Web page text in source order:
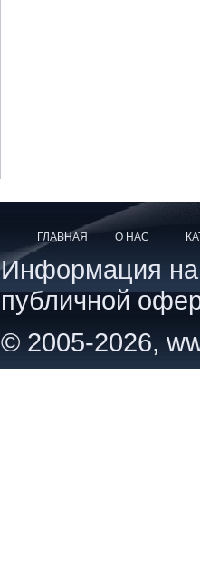
ГЛАВНАЯ О НАС
Информация на
публичной
© 2005-2026,